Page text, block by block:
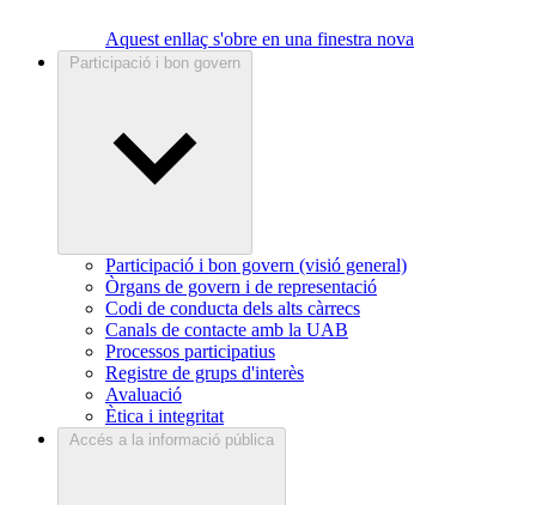
Aquest enllaç s'obre en una finestra nova
Participació i bon govern
Participació i bon govern (visió general)
Òrgans de govern i de representació
Codi de conducta dels alts càrrecs
Canals de contacte amb la UAB
Processos participatius
Registre de grups d'interès
Avaluació
Ètica i integritat
Accés a la informació pública